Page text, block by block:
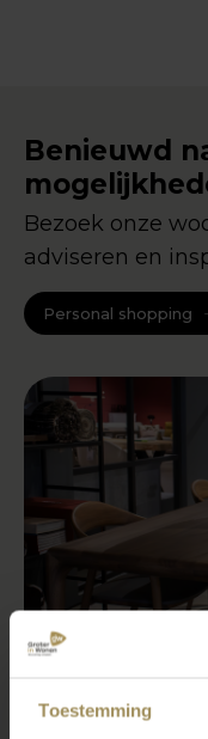
Toestemming
Benieuwd
Bezoek onze
adviseren en
Personal shopping